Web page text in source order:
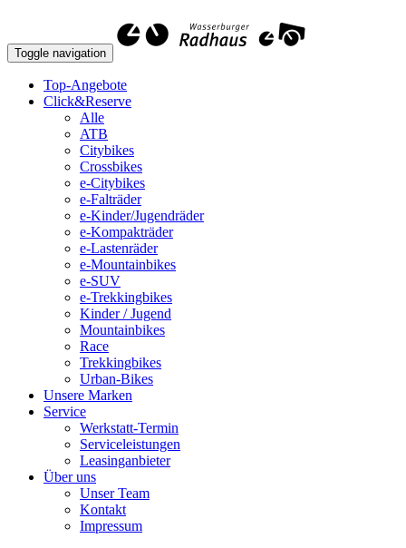
Toggle navigation
Top-Angebote
Click&Reserve
Alle
ATB
Citybikes
Crossbikes
e-Citybikes
e-Falträder
e-Kinder/Jugendräder
e-Kompakträder
e-Lastenräder
e-Mountainbikes
e-SUV
e-Trekkingbikes
Kinder / Jugend
Mountainbikes
Race
Trekkingbikes
Urban-Bikes
Unsere Marken
Service
Werkstatt-Termin
Serviceleistungen
Leasinganbieter
Über uns
Unser Team
Kontakt
Impressum